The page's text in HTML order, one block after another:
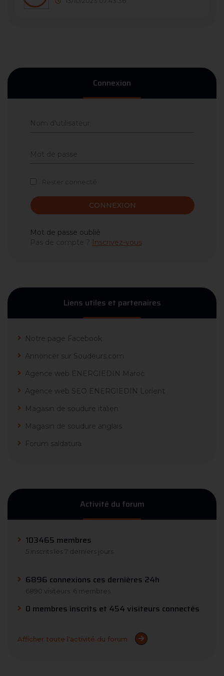
Connexion
CONNEXION
Mot de passe oublié
Inscrivez-vous
Liens utiles et partenaires
Notre page Facebook
Annoncer sur Soudeurs.com
Agence web ENERGIEDIN Maroc
Agence web SEO ENERGIEDIN Lorient
Magasin de soudure italien
Magasin de soudure anglais
Forum saldatura
Activité du forum
103465 membres
5 inscrits les 7 derniers jours
6896 connexions ces dernières 24h
6890 visiteurs 6 membres
0 membres inscrits et 454 visiteurs connectés
Afficher toute l'activité du forum